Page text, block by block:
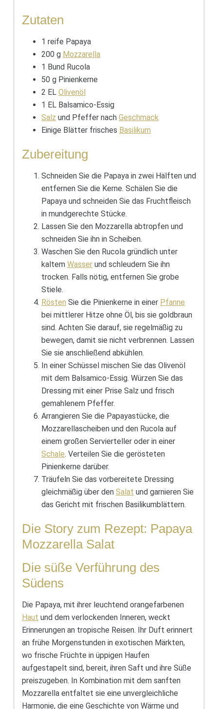
Zutaten
1 reife Papaya
200 g Mozzarella
1 Bund Rucola
50 g Pinienkerne
2 EL Olivenöl
1 EL Balsamico-Essig
Salz und Pfeffer nach Geschmack
Einige Blätter frisches Basilikum
Zubereitung
Schneiden Sie die Papaya in zwei Hälften und
entfernen Sie die Kerne. Schälen Sie die
Papaya und schneiden Sie das Fruchtfleisch
in mundgerechte Stücke.
Lassen Sie den Mozzarella abtropfen und
schneiden Sie ihn in Scheiben.
Waschen Sie den Rucola gründlich unter
kaltem Wasserund schleudern Sie ihn
trocken. Falls nötig, entfernen Sie grobe
Stiele.
Rösten Sie die Pinienkerne in einer Pfanne
bei mittlerer Hitze ohne Öl, bis sie goldbraun
sind. Achten Sie darauf, sie regelmäßig zu
bewegen, damit sie nicht verbrennen. Lassen
Sie sie anschließend abkühlen.
In einer Schüssel mischen Sie das Olivenöl
mit dem Balsamico-Essig. Würzen Sie das
Dressing mit einer Prise Salz und frisch
gemahlenem Pfeffer.
Arrangieren Sie die Papayastücke, die
Mozzarellascheiben und den Rucola auf
einem großen Servierteller oder in einer
Schale. Verteilen Sie die gerösteten
Pinienkerne darüber.
Träufeln Sie das vorbereitete Dressing
gleichmäßig über den Salat und garnieren Sie
das Gericht mit frischen Basilikumblättern.
Die Story zum Rezept: Papaya
Mozzarella Salat
Die süße Verführung des
Südens
Die Papaya, mit ihrer leuchtend orangefarbenen
Haut und dem verlockenden Inneren, weckt
Erinnerungen an tropische Reisen. Ihr Duft erinnert
an frühe Morgenstunden in exotischen Märkten,
wo frische Früchte in üppigen Haufen
aufgestapelt sind, bereit, ihren Saft und ihre Süße
preiszugeben. In Kombination mit dem sanften
Mozzarella entfaltet sie eine unvergleichliche
Harmonie, die eine Geschichte von Wärme und